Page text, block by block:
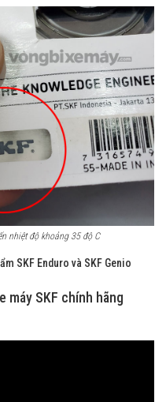
nhiệt độ khoảng 35 độ C
SKF Enduro và SKF Genio
máy SKF chính hãng